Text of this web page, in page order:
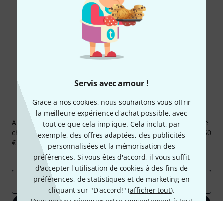
Servis avec amour !
Grâce à nos cookies, nous souhaitons vous offrir
la meilleure expérience d'achat possible, avec
tout ce que cela implique. Cela inclut, par
exemple, des offres adaptées, des publicités
personnalisées et la mémorisation des
préférences. Si vous êtes d'accord, il vous suffit
d'accepter l'utilisation de cookies à des fins de
préférences, de statistiques et de marketing en
cliquant sur "D'accord!" (afficher tout).
Partager Aide et commentaires
Newsletters Thomann
Abonnez-vous à la newsletter Thomann et, avec un peu de
chance, gagnez l'un des 50 bons d'achat d'une valeur de 50
€ chacun!
Articles inspirants
Deals Aperçus Thomann
Adresse e-mail*